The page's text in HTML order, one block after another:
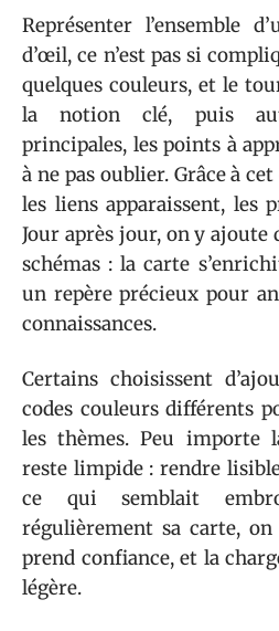
Représenter l’ensemble
d’œil, ce n’est pas si
quelques couleurs, et le
la notion clé, puis
principales, les points à
à ne pas oublier. Grâce à
les liens apparaissent, les
Jour après jour, on y ajoute
schémas : la carte
un repère précieux pour
connaissances.
Certains choisissent
codes couleurs différents
les thèmes. Peu importe
reste limpide : rendre
ce qui semblait
régulièrement sa carte,
prend confiance, et la
légère.